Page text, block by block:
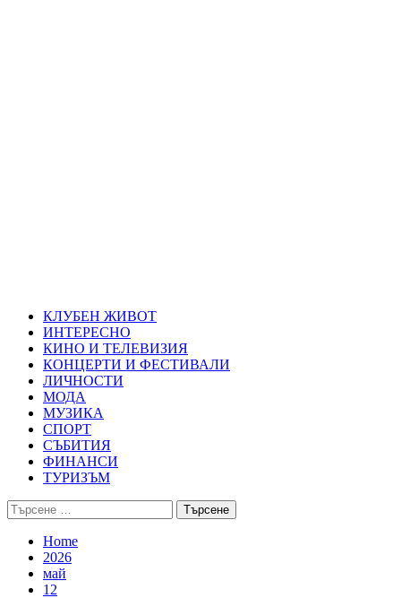
КЛУБЕН ЖИВОТ
ИНТЕРЕСНО
КИНО И ТЕЛЕВИЗИЯ
КОНЦЕРТИ И ФЕСТИВАЛИ
ЛИЧНОСТИ
МОДА
МУЗИКА
СПОРТ
СЪБИТИЯ
ФИНАНСИ
ТУРИЗЪМ
Търсене
за:
Home
2026
май
12